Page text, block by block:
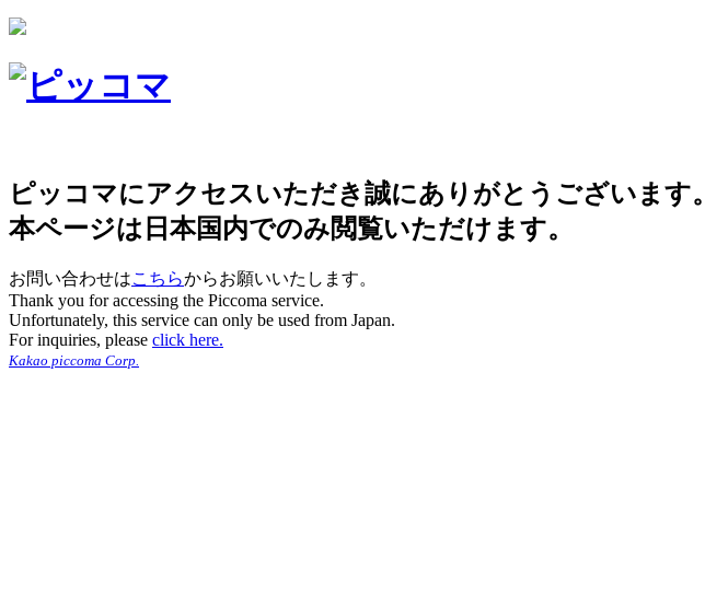
ピッコマにアクセスいただき誠にありがとうございます。
本ページは日本国内でのみ閲覧いただけます。
お問い合わせはこちらからお願いいたします。
Thank you for accessing the Piccoma service.
Unfortunately, this service can only be used from Japan.
For inquiries, please click here.
Kakao piccoma Corp.